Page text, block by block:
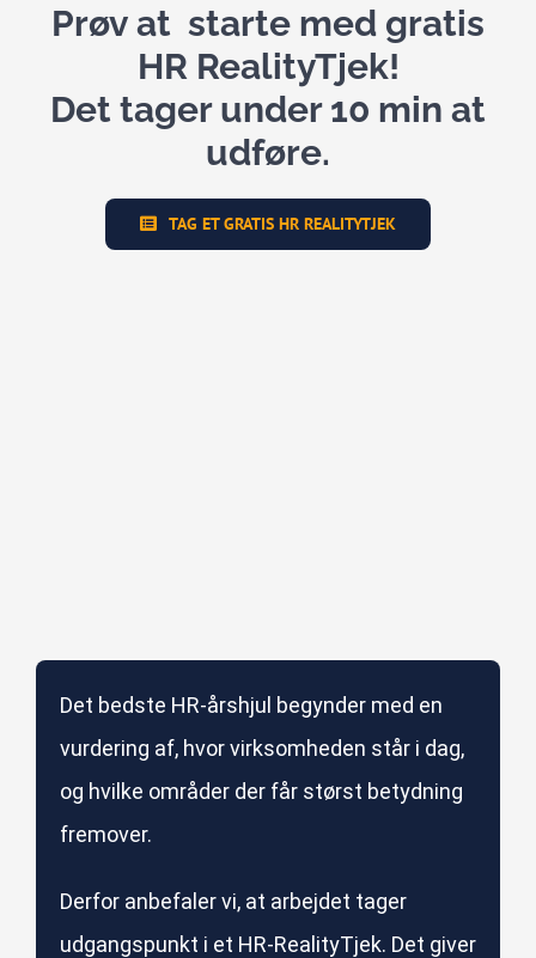
Prøv at starte med gratis
HR RealityTjek!
Det tager under 10 min at
udføre.
TAG ET GRATIS HR REALITYTJEK
Det bedste HR-årshjul begynder med en
vurdering af, hvor virksomheden står i dag,
og hvilke områder der får størst betydning
fremover.
Derfor anbefaler vi, at arbejdet tager
udgangspunkt i et HR-RealityTjek. Det giver